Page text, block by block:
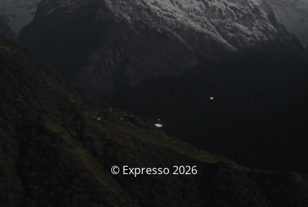
© Expresso 2026